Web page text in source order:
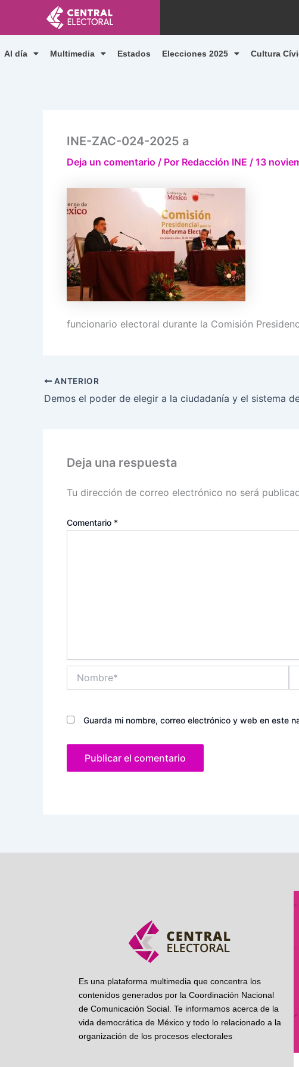
contenido
Al día Multimedia Estados Elecciones 2025 Cultura
INE-ZAC-024-2025 a
Deja un comentario / Por Redacción INE / 13
funcionario electoral durante la Comisión
ANTERIOR
Deja una respuesta
Tu dirección de correo electrónico no será
Comentario *
Guarda mi nombre, correo electrónico y web en este
Es una plataforma multimedia que concentra los
contenidos generados por la Coordinación Nacional
de Comunicación Social. Te informamos acerca de la
vida democrática de México y todo lo relacionado a la
organización de los procesos electorales